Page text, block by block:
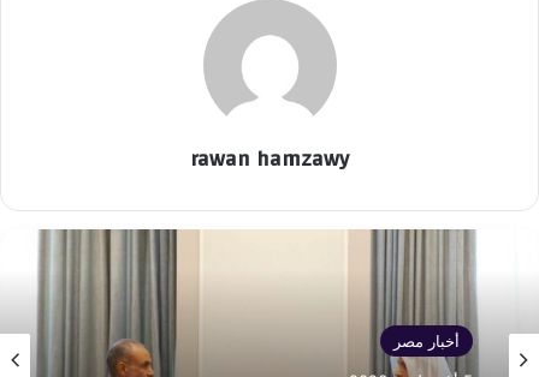
rawan hamzawy
أخبار مصر